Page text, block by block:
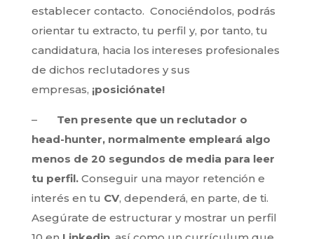
establecer contacto. Conociéndolos, podrás
orientar tu extracto, tu perfil y, por tanto, tu
candidatura, hacia los intereses profesionales
de dichos reclutadores y sus
empresas, ¡posiciónate!
– Ten presente que un reclutador o
head-hunter, normalmente empleará algo
menos de 20 segundos de media para leer
tu perfil.Conseguir una mayor retención e
interés en tu CV, dependerá, en parte, de ti.
Asegúrate de estructurar y mostrar un perfil